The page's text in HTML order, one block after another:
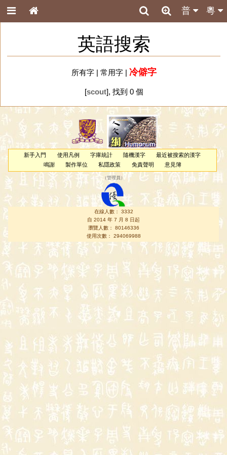
粵
普
英語搜索
所有字| 常用字| 冷僻字
[scout], 找到 0 個
新手入門 使用凡例 字庫統計 隨機漢字
最近被搜索的漢字
鳴謝
製作單位 私隱政策 免責聲明 意見簿
（管理員 ）
在線人數： 3332
自 2014 年 7 月 8 日起
瀏覽人數： 80146336
使用次數： 294069988